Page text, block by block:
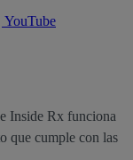
YouTube
Inside Rx funciona
que cumple con las